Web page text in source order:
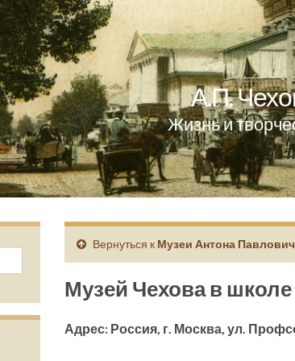
А.П.
Жизнь и
Вернуться к Музеи Антона
Музей Чехова в
Адрес: Россия, г. Москва, ул.